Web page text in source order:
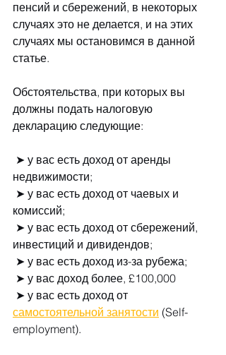
пенсий и сбережений, в некоторых
случаях это не делается, и на этих
случаях мы остановимся в данной
статье.
Обстоятельства, при которых вы
должны подать налоговую
декларацию следующие:
недвижимости;
комиссий;
инвестиций и дивидендов;
➤ у вас есть доход из-за рубежа;
➤ у вас доход более, £100,000
➤ у вас есть доход от
самостоятельной занятости (Self-
employment).